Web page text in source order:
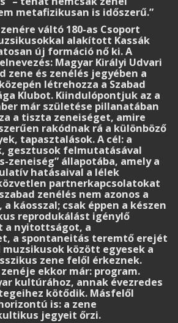
metafizikusan is időszerű.”
váltó 180-as Csoport
alakított Kassák
új formáció nő ki. A
Magyar Királyi Udvari
zene és zenélés jegyében a
létrehozza a Szabad
Klubot. Kiindulópontjuk az a
már születése pillanatában
a tiszta zeneiséget, amire
rakódnak rá a különböző
tapasztalások. A cél: a
gesztusok felmutatásával
zeneiség” állapotába, amely a
hatásaival a lélek
partnerkapcsolatokat
zenélés nem azonos a
káosszal; csak éppen a készen
reprodukálást igénylő
a nyitottságot, a
a spontaneitás teremtő erejét
között egyesek a
zene felől érkeznek.
zenéje ekkor már: program.
kultúrához, annak évezredes
kötődik. Másfelől
is: a zene
jegyeit őrzi.